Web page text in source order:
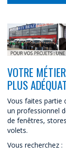
VOTRE
PLUS
Vous faites partie
un professionnel
de fenêtres,
volets.
Vous recherchez :